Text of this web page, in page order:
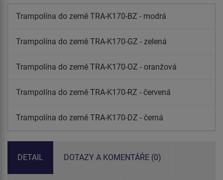
Trampolína do země TRA-K170-BZ - modrá
Trampolína do země TRA-K170-GZ - zelená
Trampolína do země TRA-K170-OZ - oranžová
Trampolína do země TRA-K170-RZ - červená
Trampolína do země TRA-K170-DZ - černá
DETAIL DOTAZY A KOMENTÁŘE (0)